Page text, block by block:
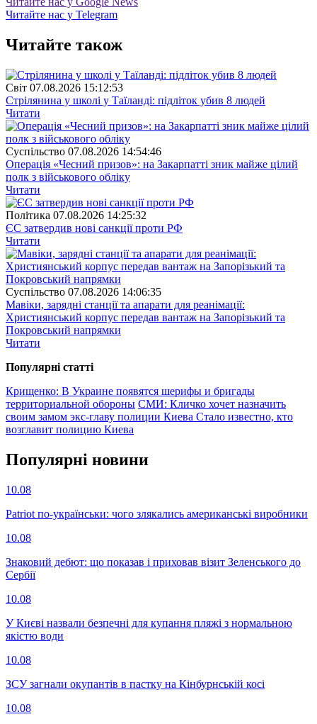
Читайте нас у Telegram
Читайте також
Свiт 07.08.2026 15:12:53
Стрілянина у школі у Таїланді: підліток убив 8 людей
Читати
Суспiльство 07.08.2026 14:54:46
Операція «Чесний призов»: на Закарпатті зник майже цілий
полк з військового обліку
Читати
Полiтика 07.08.2026 14:25:32
ЄС затвердив нові санкції проти РФ
Читати
Суспiльство 07.08.2026 14:06:35
Мавіки, зарядні станції та апарати для реанімації:
Християнський корпус передав вантаж на Запорізький та
Покровський напрямки
Читати
Популярнi статтi
Крищенко: В Украине появятся шерифы и бригады
территориальной обороны СМИ: Кличко хочет назначить
своим замом экс-главу полиции Киева Стало известно, кто
возглавит полицию Киева
Популярнi новини
10.08
Patriot по-українськи: чого злякались американські виробники
10.08
Знаковий дебют: що показав і приховав візит Зеленського до
Сербії
10.08
У Києві назвали безпечні для купання пляжі з нормальною
якістю води
10.08
ЗСУ загнали окупантів в пастку на Кінбурнській косі
10.08